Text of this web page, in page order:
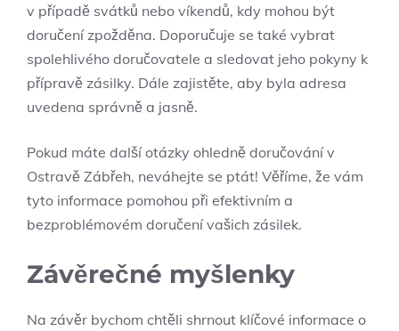
v případě svátků nebo víkendů, kdy mohou být
doručení zpožděna. Doporučuje se také vybrat
spolehlivého doručovatele a sledovat jeho pokyny k
přípravě zásilky. Dále zajistěte, aby byla adresa
uvedena správně a jasně.
Pokud máte další otázky ohledně doručování v
Ostravě Zábřeh, neváhejte se ptát! Věříme, že vám
tyto informace pomohou při efektivním a
bezproblémovém doručení vašich zásilek.
Závěrečné myšlenky
Na závěr bychom chtěli shrnout klíčové informace o